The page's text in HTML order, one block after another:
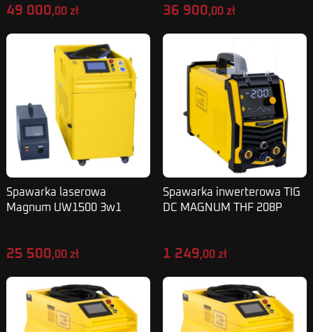
49 000,00 zł 36 900,00 zł
Spawarka laserowa
Magnum UW1500 3w1
25 500,00 zł
Spawarka inwerterowa TIG
DC MAGNUM THF 208P
1 249,00 zł